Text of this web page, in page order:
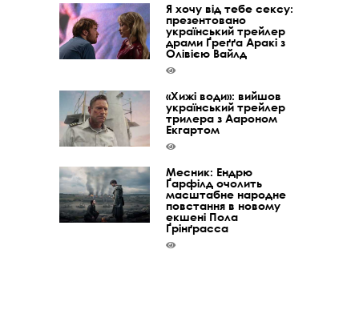
Я хочу від тебе сексу:
презентовано
український трейлер
драми Ґреґґа Аракі з
Олівією Вайлд
«Хижі води»: вийшов
український трейлер
трилера з Аароном
Екгартом
Месник: Ендрю
Ґарфілд очолить
масштабне народне
повстання в новому
екшені Пола
Ґрінґрасса